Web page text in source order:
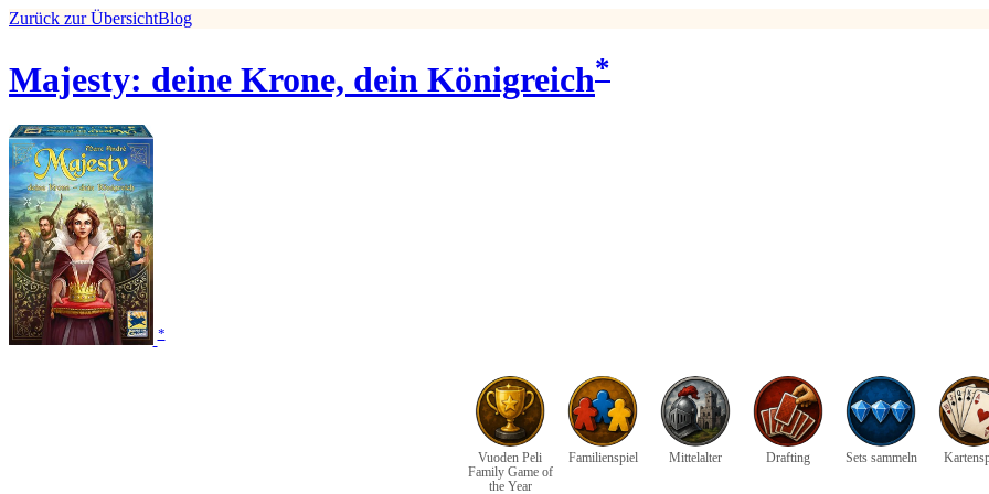
Zurück zur ÜbersichtBlog
Majesty: deine Krone, dein Königreich*
*
Vuoden Peli
Family Game of
the Year
Familienspiel Mittelalter Drafting Sets sammeln